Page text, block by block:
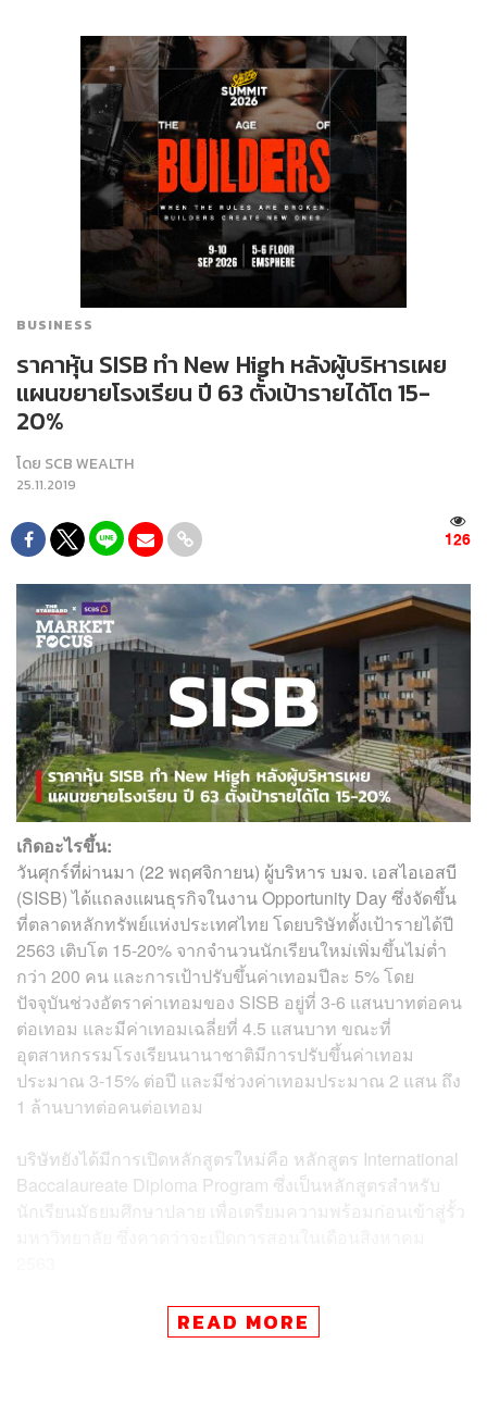
BUSINESS
ราคาหุ้น SISB ทำ New High หลังผู้บริหารเผย
แผนขยายโรงเรียน ปี 63 ตั้งเป้ารายได้โต 15-
20%
โดย SCB WEALTH
25.11.2019
126
เกิดอะไรขึ้น:
วันศุกร์ที่ผ่านมา (22 พฤศจิกายน) ผู้บริหาร บมจ. เอสไอเอสบี
(SISB) ได้แถลงแผนธุรกิจในงาน Opportunity Day ซึ่งจัดขึ้น
ที่ตลาดหลักทรัพย์แห่งประเทศไทย โดยบริษัทตั้งเป้ารายได้ปี
2563 เติบโต 15-20% จากจำนวนนักเรียนใหม่เพิ่มขึ้นไม่ต่ำ
กว่า 200 คน และการเป้าปรับขึ้นค่าเทอมปีละ 5% โดย
ปัจจุบันช่วงอัตราค่าเทอมของ SISB อยู่ที่ 3-6 แสนบาทต่อคน
ต่อเทอม และมีค่าเทอมเฉลี่ยที่ 4.5 แสนบาท ขณะที่
อุตสาหกรรมโรงเรียนนานาชาติมีการปรับขึ้นค่าเทอม
ประมาณ 3-15% ต่อปี และมีช่วงค่าเทอมประมาณ 2 แสน ถึง
1 ล้านบาทต่อคนต่อเทอม
บริษัทยังได้มีการเปิดหลักสูตรใหม่คือ หลักสูตร International
Baccalaureate Diploma Program ซึ่งเป็นหลักสูตรสำหรับ
นักเรียนมัธยมศึกษาปลาย เพื่อเตรียมความพร้อมก่อนเข้าสู่รั้ว
ทั้งนี้ ผู้บริหารได้เปิดเผยว่า ได้ซื้อที่ดินใกล้เคียงกับโรงเรียน
นานาชาติสิงคโปร์ธนบุรีกว่า 8 ไร่ มูลค่า 70 ล้านบาท เพื่อ
READ MORE